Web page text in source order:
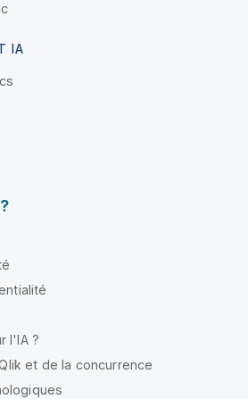
IA
l'IA ?
et de la concurrence